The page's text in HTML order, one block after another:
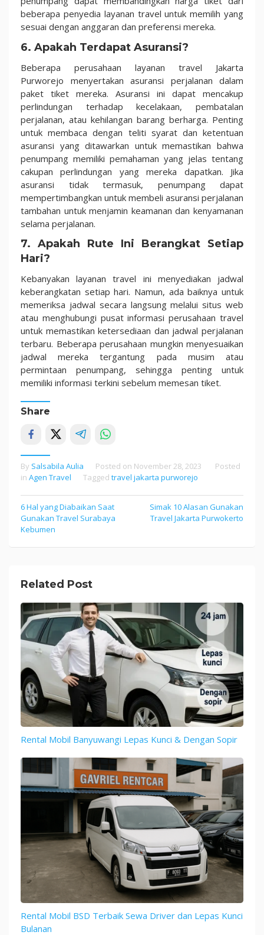
beberapa penyedia layanan travel untuk memilih yang
sesuai dengan anggaran dan preferensi mereka.
6. Apakah Terdapat Asuransi?
Beberapa perusahaan layanan travel Jakarta
Purworejo menyertakan asuransi perjalanan dalam
paket tiket mereka. Asuransi ini dapat mencakup
perlindungan terhadap kecelakaan, pembatalan
perjalanan, atau kehilangan barang berharga. Penting
untuk membaca dengan teliti syarat dan ketentuan
asuransi yang ditawarkan untuk memastikan bahwa
penumpang memiliki pemahaman yang jelas tentang
cakupan perlindungan yang mereka dapatkan. Jika
asuransi tidak termasuk, penumpang dapat
mempertimbangkan untuk membeli asuransi perjalanan
tambahan untuk menjamin keamanan dan kenyamanan
selama perjalanan.
7. Apakah Rute Ini Berangkat Setiap
Hari?
Kebanyakan layanan travel ini menyediakan jadwal
keberangkatan setiap hari. Namun, ada baiknya untuk
memeriksa jadwal secara langsung melalui situs web
atau menghubungi pusat informasi perusahaan travel
untuk memastikan ketersediaan dan jadwal perjalanan
terbaru. Beberapa perusahaan mungkin menyesuaikan
jadwal mereka tergantung pada musim atau
permintaan penumpang, sehingga penting untuk
memiliki informasi terkini sebelum memesan tiket.
Share
By Salsabila Aulia Posted on November 28, 2023
Posted
in Agen Travel Tagged travel jakarta purworejo
Post
navigation
6 Hal yang Diabaikan Saat
Gunakan Travel Surabaya
Kebumen
Simak 10 Alasan Gunakan
Travel Jakarta Purwokerto
Related Post
Rental Mobil Banyuwangi Lepas Kunci & Dengan Sopir
Rental Mobil BSD Terbaik Sewa Driver dan Lepas Kunci
Bulanan